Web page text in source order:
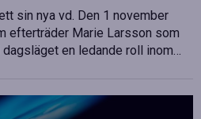
sin nya vd. Den 1 november
efterträder Marie Larsson som
en ledande roll inom…